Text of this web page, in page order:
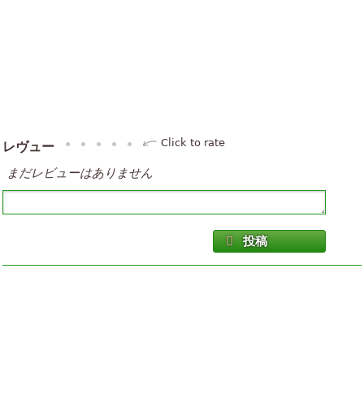
レヴュー Click to rate
まだレビューはありません
投稿